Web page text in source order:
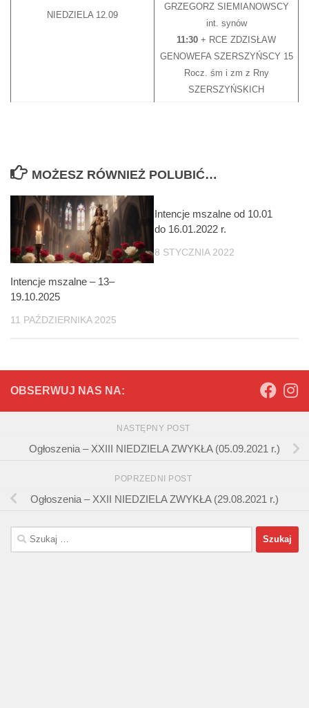
NIEDZIELA 12.09
GRZEGORZ SIEMIANOWSCY
int. synów
11:30 + RCE ZDZISŁAW
GENOWEFA SZERSZYŃSCY 15
Rocz. śm i zm z Rny
SZERSZYŃSKICH
MOŻESZ RÓWNIEŻ POLUBIĆ…
Intencje mszalne – 13–
19.10.2025
11 PAŹDZIERNIKA 2025
Intencje mszalne od 10.01
do 16.01.2022 r.
8 STYCZNIA 2022
OBSERWUJ NAS NA:
NASTĘPNY POST
Ogłoszenia – XXIII NIEDZIELA ZWYKŁA (05.09.2021 r.)
POPRZEDNI POST
Ogłoszenia – XXII NIEDZIELA ZWYKŁA (29.08.2021 r.)
Szukaj: